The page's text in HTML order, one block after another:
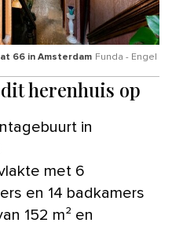
66 in Amsterdam Funda - Engel
herenhuis op
in
met 6
en 14 badkamers
152 m² en